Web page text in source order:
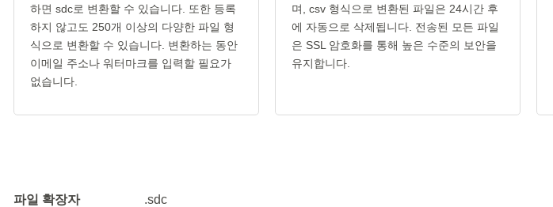
하면 sdc로 변환할 수 있습니다. 또한 등록
하지 않고도 250개 이상의 다양한 파일 형
식으로 변환할 수 있습니다. 변환하는 동안
이메일 주소나 워터마크를 입력할 필요가
없습니다.
며, csv 형식으로 변환된 파일은 24시간 후
에 자동으로 삭제됩니다. 전송된 모든 파일
은 SSL 암호화를 통해 높은 수준의 보안을
유지합니다.
파일 확장자 .sdc